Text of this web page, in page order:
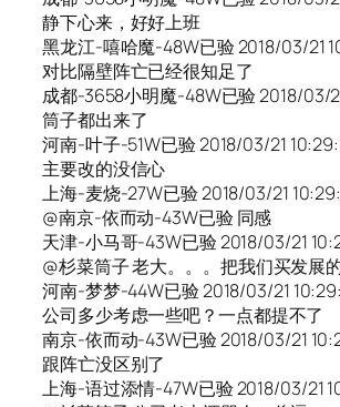
静下心来，好好上班
黑龙江-嘻哈魔-48W已验 2018/03/21
对比隔壁阵亡已经很知足了
成都-3658小明魔-48W已验 2018/03/
筒子都出来了
河南-叶子-51W已验 2018/03/21
主要改的没信心
上海-麦烧-27W已验 2018/03/21
@南京-依而动-43W已验 同感
天津-小马哥-43W已验 2018/03/21
@杉菜筒子 老大。。。把我们买发展
河南-梦梦-44W已验 2018/03/21
公司多少考虑一些吧？一点都提不了
南京-依而动-43W已验 2018/03/21
跟阵亡没区别了
上海-语过添情-47W已验 2018/03/21